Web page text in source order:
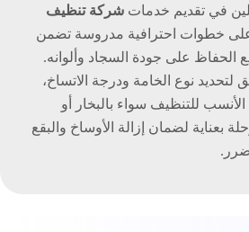
في تقديم خدمات شركة تنظيف
خطوات احترافية مدروسة تضمن
الحفاظ على جودة السجاد وألوانه.
لتحديد نوع الخامة ودرجة الاتساخ،
الأنسب للتنظيف سواء بالبخار أو
بعناية لضمان إزالة الأوساخ والبقع